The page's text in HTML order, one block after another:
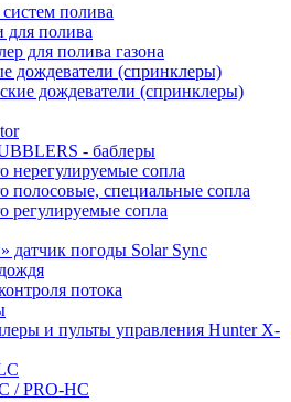
полива
для полива
для полива газона
дождеватели (спринклеры)
дождеватели (спринклеры)
- баблеры
нерегулируемые сопла
полосовые, специальные сопла
регулируемые сопла
датчик погоды Solar Sync
потока
и пульты управления Hunter X-
/ PRO-HC